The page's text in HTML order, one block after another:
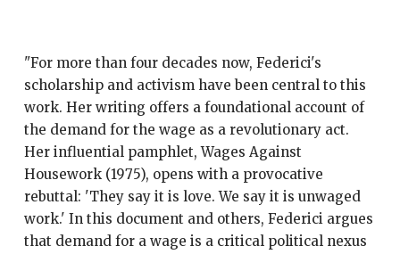
"For more than four decades now, Federici's
scholarship and activism have been central to this
work. Her writing offers a foundational account of
the demand for the wage as a revolutionary act.
Her influential pamphlet, Wages Against
Housework (1975), opens with a provocative
rebuttal: 'They say it is love. We say it is unwaged
work.' In this document and others, Federici argues
that demand for a wage is a critical political nexus